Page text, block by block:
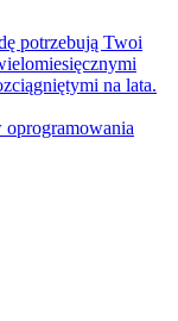
potrzebują Twoi
na lata.
oprogramowania